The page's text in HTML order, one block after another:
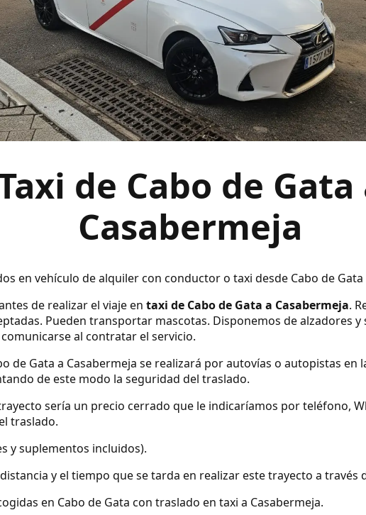
de Cabo de Gata
Casabermeja
en vehículo de alquiler con conductor o taxi desde Cabo de Gata
de realizar el viaje en taxi de Cabo de Gata a Casabermeja.
Pueden transportar mascotas. Disponemos de alzadores
al contratar el servicio.
de Gata a Casabermeja se realizará por autovías o autopistas en
de este modo la seguridad del traslado.
sería un precio cerrado que le indicaríamos por teléfono,
traslado.
y suplementos incluidos).
y el tiempo que se tarda en realizar este trayecto a través
en Cabo de Gata con traslado en taxi a Casabermeja.